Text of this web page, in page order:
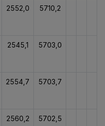
2552,0 5710,2
2545,1 5703,0
2554,7 5703,7
2560,2 5702,5